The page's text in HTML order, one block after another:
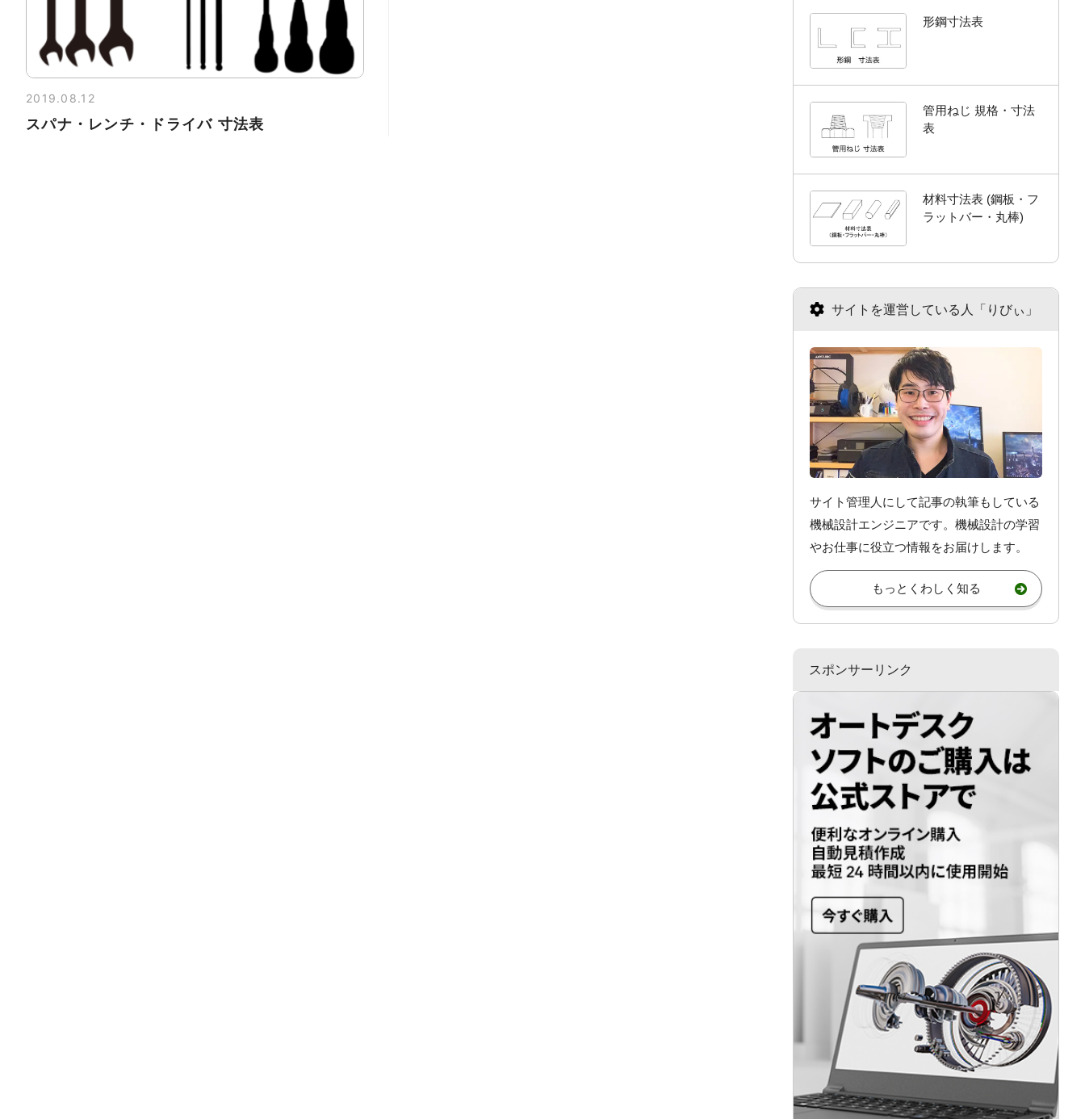
2019.08.12
スパナ・レンチ・ドライバ 寸法表
形鋼寸法表
管用ねじ 規格・寸法
表
材料寸法表 (鋼板・フ
ラットバー・丸棒)
サイトを運営している人「りびぃ」
サイト管理人にして記事の執筆もしている
機械設計エンジニアです。機械設計の学習
やお仕事に役立つ情報をお届けします。
もっとくわしく知る
スポンサーリンク